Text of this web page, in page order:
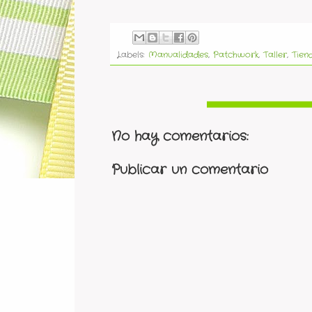
Labels: Manualidades, Patchwork,Taller,
No hay comentarios:
Publicar un comentario